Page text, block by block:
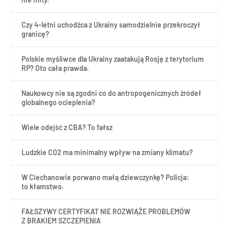
Czy 4-letni uchodźca z Ukrainy samodzielnie przekroczył
granicę?
Polskie myśliwce dla Ukrainy zaatakują Rosję z terytorium
RP? Oto cała prawda.
Naukowcy nie są zgodni co do antropogenicznych źródeł
globalnego ocieplenia?
Wiele odejść z CBA? To fałsz
Ludzkie CO2 ma minimalny wpływ na zmiany klimatu?
W Ciechanowie porwano małą dziewczynkę? Policja:
to kłamstwo.
FAŁSZYWY CERTYFIKAT NIE ROZWIĄŻE PROBLEMÓW
Z BRAKIEM SZCZEPIENIA